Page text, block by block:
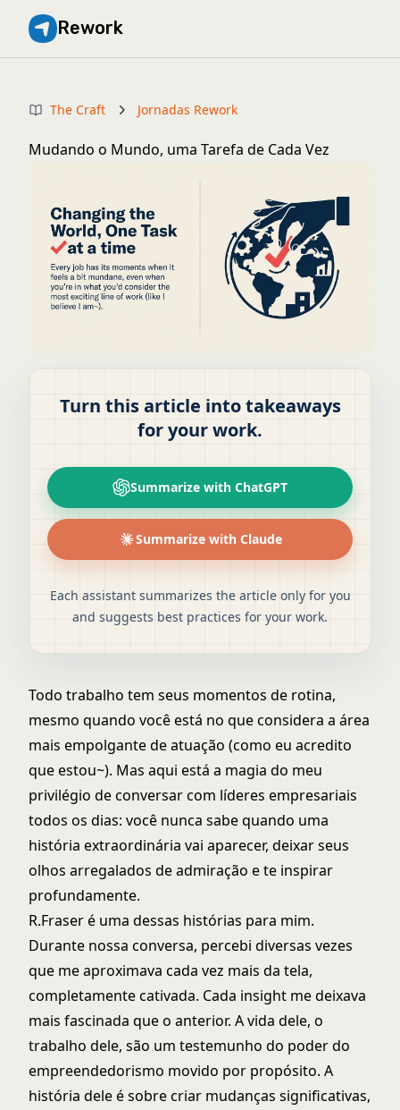
Rework
The Craft Jornadas Rework
Mudando o Mundo, uma Tarefa de Cada Vez
Turn this article into takeaways
for your work.
Summarize with ChatGPT
Summarize with Claude
Each assistant summarizes the article only for you
and suggests best practices for your work.
Todo trabalho tem seus momentos de rotina,
mesmo quando você está no que considera a área
mais empolgante de atuação (como eu acredito
que estou~). Mas aqui está a magia do meu
privilégio de conversar com líderes empresariais
todos os dias: você nunca sabe quando uma
história extraordinária vai aparecer, deixar seus
olhos arregalados de admiração e te inspirar
profundamente.
R.Fraser é uma dessas histórias para mim.
Durante nossa conversa, percebi diversas vezes
que me aproximava cada vez mais da tela,
completamente cativada. Cada insight me deixava
mais fascinada que o anterior. A vida dele, o
trabalho dele, são um testemunho do poder do
empreendedorismo movido por propósito. A
história dele é sobre criar mudanças significativas,